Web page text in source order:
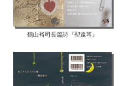
鶴山裕司長篇詩『聖遠耳』